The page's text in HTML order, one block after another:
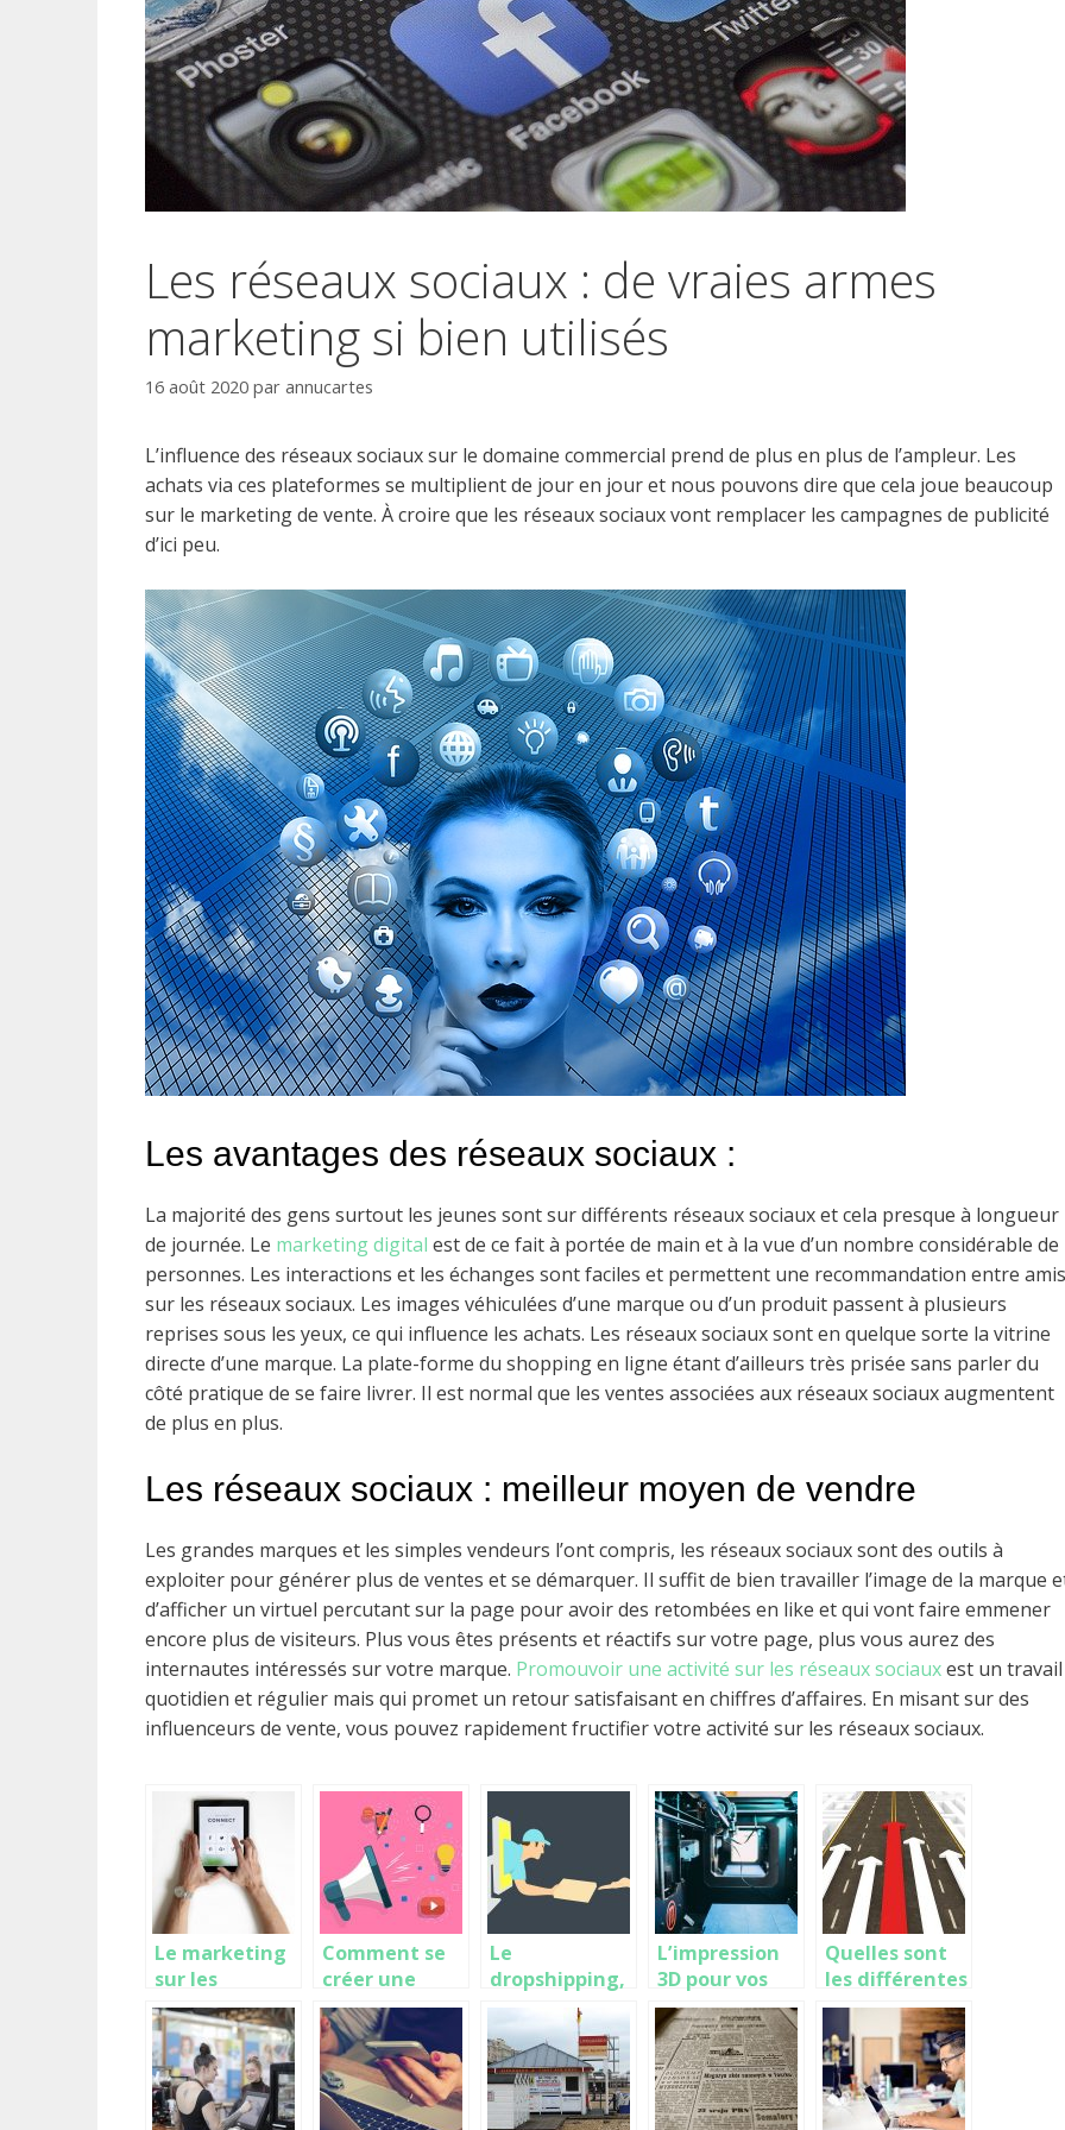
Les réseaux sociaux : de vraies armes
marketing si bien utilisés
16 août 2020 par annucartes
L’influence des réseaux sociaux sur le domaine commercial prend de plus en plus de l’ampleur. Les
achats via ces plateformes se multiplient de jour en jour et nous pouvons dire que cela joue beaucoup
sur le marketing de vente. À croire que les réseaux sociaux vont remplacer les campagnes de publicité
d’ici peu.
Les avantages des réseaux sociaux :
La majorité des gens surtout les jeunes sont sur différents réseaux sociaux et cela presque à longueur
de journée. Le marketing digital est de ce fait à portée de main et à la vue d’un nombre considérable de
personnes. Les interactions et les échanges sont faciles et permettent une recommandation entre amis
sur les réseaux sociaux. Les images véhiculées d’une marque ou d’un produit passent à plusieurs
reprises sous les yeux, ce qui influence les achats. Les réseaux sociaux sont en quelque sorte la vitrine
directe d’une marque. La plate-forme du shopping en ligne étant d’ailleurs très prisée sans parler du
côté pratique de se faire livrer. Il est normal que les ventes associées aux réseaux sociaux augmentent
de plus en plus.
Les réseaux sociaux : meilleur moyen de vendre
Les grandes marques et les simples vendeurs l’ont compris, les réseaux sociaux sont des outils à
exploiter pour générer plus de ventes et se démarquer. Il suffit de bien travailler l’image de la marque
d’afficher un virtuel percutant sur la page pour avoir des retombées en like et qui vont faire emmener
encore plus de visiteurs. Plus vous êtes présents et réactifs sur votre page, plus vous aurez des
internautes intéressés sur votre marque. Promouvoir une activité sur les réseaux sociauxest un travail
quotidien et régulier mais qui promet un retour satisfaisant en chiffres d’affaires. En misant sur des
influenceurs de vente, vous pouvez rapidement fructifier votre activité sur les réseaux sociaux.
Le marketing
sur les
réseaux grâce
à l’IFTTT
Comment se
créer une
communauté
autour de son
activité sur
les réseaux
sociaux ?
Le
dropshipping,
une forme de
e-commerce
très appliquée
actuellement
L’impression
3D pour vos
prototypes
Quelles sont
les différentes
techniques du
marketing ?